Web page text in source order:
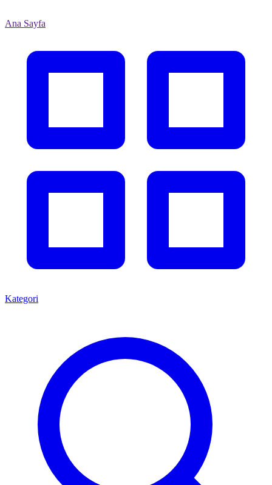
Ana Sayfa
Kategori